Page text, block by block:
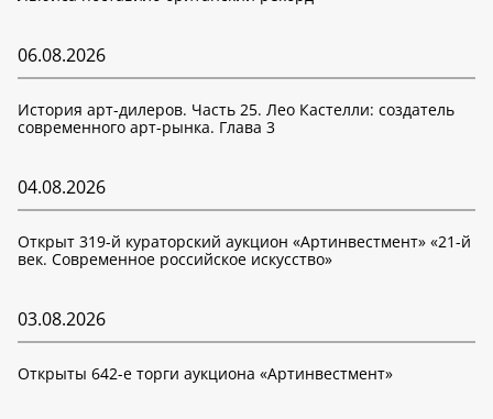
06.08.2026
История арт-дилеров. Часть 25. Лео Кастелли: создатель
современного арт-рынка. Глава 3
04.08.2026
Открыт 319-й кураторский аукцион «Артинвестмент» «21-й
век. Современное российское искусство»
03.08.2026
Открыты 642-е торги аукциона «Артинвестмент»